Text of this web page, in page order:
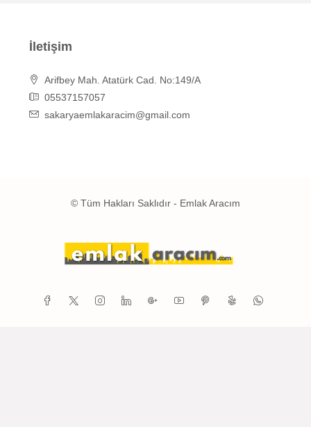
İletişim
Arifbey Mah. Atatürk Cad. No:149/A
05537157057
sakaryaemlakaracim@gmail.com
© Tüm Hakları Saklıdır - Emlak Aracım